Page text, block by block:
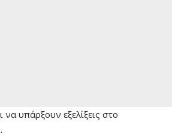
υπάρξουν εξελίξεις στο